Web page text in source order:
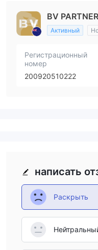
BV
Активный
Регистрационный
номер
200920510222
написать
Раскрыть